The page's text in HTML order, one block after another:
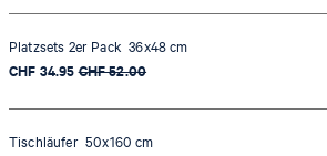
Platzsets 2er Pack 36x48 cm
CHF 34.95 CHF 52.00
Tischläufer 50x160 cm